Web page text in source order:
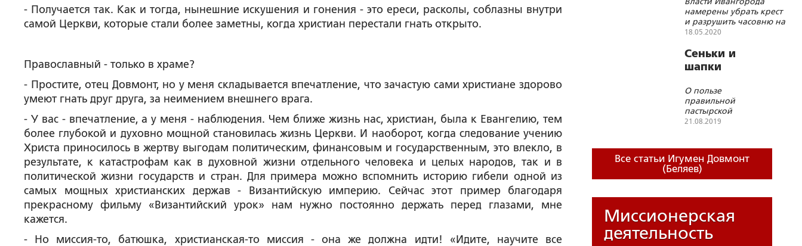
- Получается так. Как и тогда, нынешние искушения и гонения - это ереси, расколы, соблазны внутри
самой Церкви, которые стали более заметны, когда христиан перестали гнать открыто.
Православный - только в храме?
- Простите, отец Довмонт, но у меня складывается впечатление, что зачастую сами христиане здорово
умеют гнать друг друга, за неимением внешнего врага.
- У вас - впечатление, а у меня - наблюдения. Чем ближе жизнь нас, христиан, была к Евангелию, тем
более глубокой и духовно мощной становилась жизнь Церкви. И наоборот, когда следование учению
Христа приносилось в жертву выгодам политическим, финансовым и государственным, это влекло, в
результате, к катастрофам как в духовной жизни отдельного человека и целых народов, так и в
политической жизни государств и стран. Для примера можно вспомнить историю гибели одной из
самых мощных христианских держав - Византийскую империю. Сейчас этот пример благодаря
прекрасному фильму «Византийский урок» нам нужно постоянно держать перед глазами, мне
кажется.
-
Но миссия-то, батюшка, христианская-то миссия - она же должна идти! «Идите, научите все
администрацией
намерены убрать крест
и разрушить часовню на
месте снесённого храма
Димитрия
18.05.2020
Сеньки и
шапки
О пользе
правильной
пастырской
строгости
21.08.2019
Все статьи Игумен Довмонт
(Беляев)
Миссионерская
деятельность